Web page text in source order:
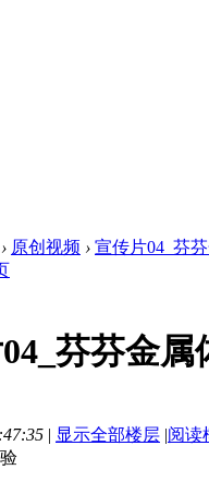
› 原创视频 › 宣传片04_芬
芬芬金属
| 显示全部楼层 |阅读